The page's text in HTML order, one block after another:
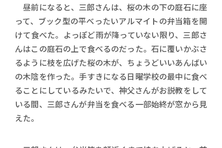
昼前になると、三郎さんは、桜の木の下の庭石に座
って、ブック型の平べったいアルマイトの弁当箱を開
けて食べた。よっぽど雨が降っていない限り、三郎さ
んはこの庭石の上で食べるのだった。石に覆いかぶさ
るように枝を広げた桜の木が、ちょうどいいあんばい
の木陰を作った。手すきになる日曜学校の最中に食べ
ることにしているみたいで、神父さんがお説教をして
いる間、三郎さんが弁当を食べる一部始終が窓から見
えた。